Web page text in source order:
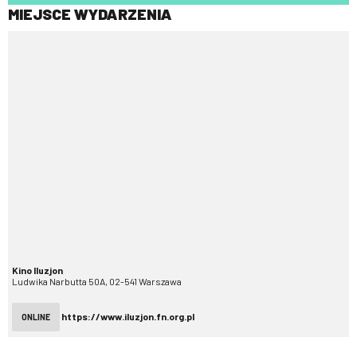
MIEJSCE WYDARZENIA
Kino Iluzjon
Ludwika Narbutta 50A, 02-541 Warszawa
ONLINE https://www.iluzjon.fn.org.pl